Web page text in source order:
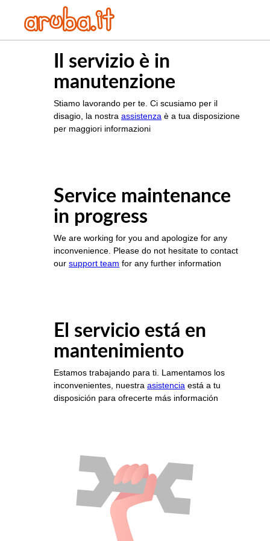
Il servizio è in
manutenzione
Stiamo lavorando per te. Ci scusiamo per il
disagio, la nostra assistenza è a tua disposizione
per maggiori informazioni
Service maintenance
in progress
We are working for you and apologize for any
inconvenience. Please do not hesitate to contact
our support team for any further information
El servicio está en
mantenimiento
Estamos trabajando para ti. Lamentamos los
inconvenientes, nuestra asistencia está a tu
disposición para ofrecerte más información